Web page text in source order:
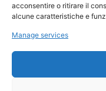
acconsentire o ritirare il
alcune caratteristiche e
Manage services
Maserati